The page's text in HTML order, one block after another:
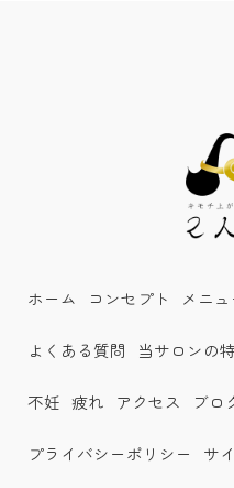
ホーム コンセプト メニュ
よくある質問 当サロンの
不妊 疲れ アクセス ブロ
プライバシーポリシー サ